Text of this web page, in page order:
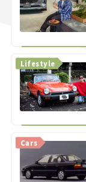
Lifestyle
Cars